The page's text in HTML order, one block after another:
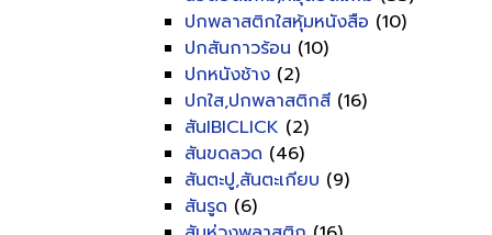
ปกพลาสติกใสหุ้มหนังสือ (10)
ปกสันกาวร้อน (10)
ปกหนังช้าง (2)
ปกใส,ปกพลาสติกสี (16)
สันIBICLICK (2)
สันขดลวด (46)
สันตะปู,สันตะเกียบ (9)
สันรูด (6)